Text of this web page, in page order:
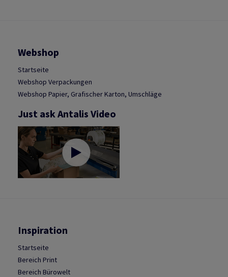
Webshop
Startseite
Webshop Verpackungen
Webshop Papier, Grafischer Karton, Umschläge
Just ask Antalis Video
Inspiration
Startseite
Bereich Print
Bereich Bürowelt